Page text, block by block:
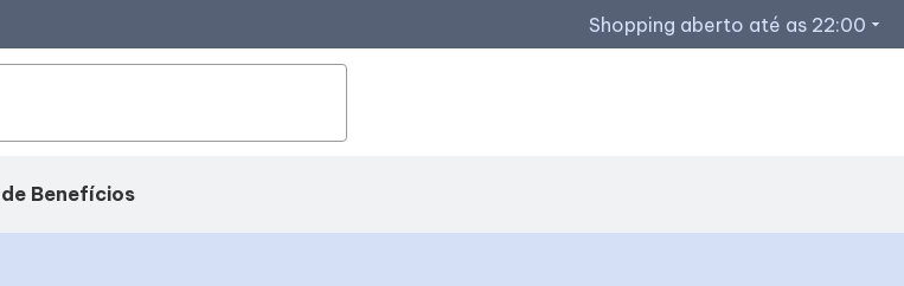
Shopping aberto até as 22:00 arrow_drop_down
Benefícios